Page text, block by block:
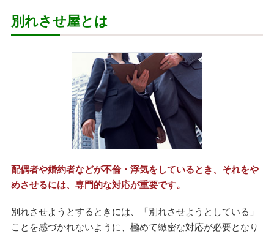
別れさせ屋とは
配偶者や婚約者などが不倫・浮気をしているとき、それをや
めさせるには、専門的な対応が重要です。
別れさせようとするときには、「別れさせようとしている」
ことを感づかれないように、極めて緻密な対応が必要となり